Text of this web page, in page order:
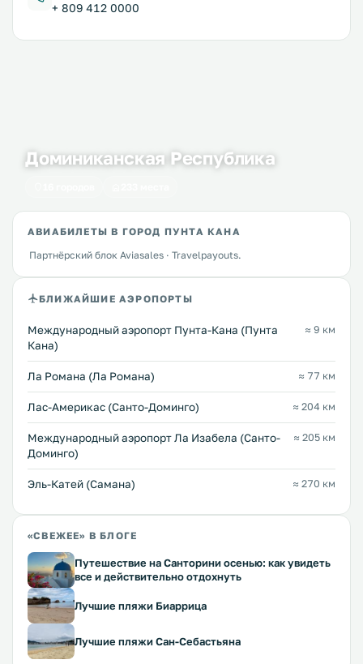
+ 809 412 0000
Доминиканская Республика
АВИАБИЛЕТЫ В ГОРОД ПУНТА КАНА
Партнёрский блок Aviasales · Travelpayouts.
БЛИЖАЙШИЕ АЭРОПОРТЫ
Международный аэропорт Пунта-Кана (Пунта
Кана)
≈ 9 км
Ла Романа (Ла Романа) ≈ 77 км
Лас-Америкас (Санто-Доминго) ≈ 204 км
Международный аэропорт Ла Изабела (Санто-
Доминго)
≈ 205 км
Эль-Катей (Самана) ≈ 270 км
«СВЕЖЕЕ» В БЛОГЕ
Путешествие на Санторини осенью: как увидеть
все и действительно отдохнуть
Лучшие пляжи Биаррица
Лучшие пляжи Сан-Себастьяна